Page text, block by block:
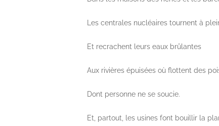
Les centrales nucléaires tournent à
Et recrachent leurs eaux brûlantes
Aux rivières épuisées où flottent des
Dont personne ne se soucie.
Et, partout, les usines font bouillir la